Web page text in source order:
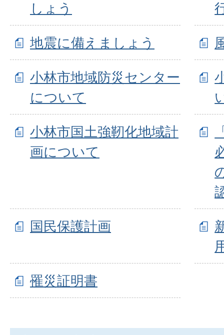
しょう
地震に備えましょう
小林市地域防災センター
について
小林市国土強靭化地域計
画について
国民保護計画
罹災証明書